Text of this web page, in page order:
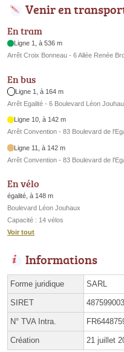
Venir en
En tram
Ligne 1, à 536 m
Arrêt Croix Bonneau - 6 Allée Renée
En bus
Ligne 1, à 164 m
Arrêt Egalité - 6 Boulevard Léon
Ligne 10, à 142 m
Arrêt Convention - 83 Boulevard de
Ligne 11, à 142 m
Arrêt Convention - 83 Boulevard de
En vélo
égalité, à 148 m
Boulevard Léon Jouhaux
Capacité : 14 vélos
Voir tout
Informations
Forme juridique SARL
SIRET
N° TVA Intra.
Création 21 juillet